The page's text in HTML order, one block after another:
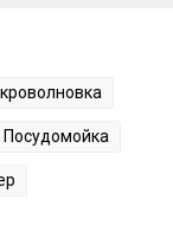
Посудомойка